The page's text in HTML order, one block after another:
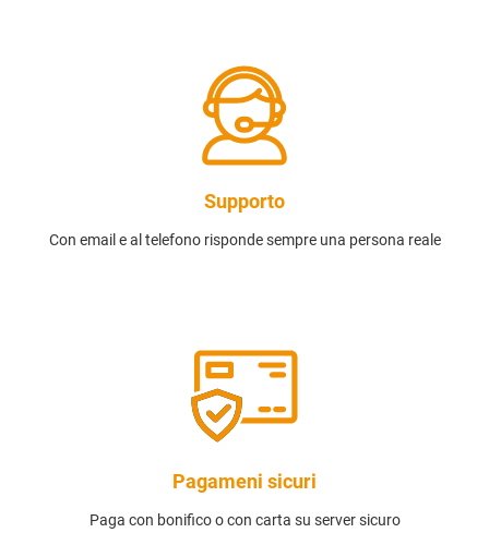
Supporto
Con email e al telefono risponde sempre una persona reale
Pagameni sicuri
Paga con bonifico o con carta su server sicuro